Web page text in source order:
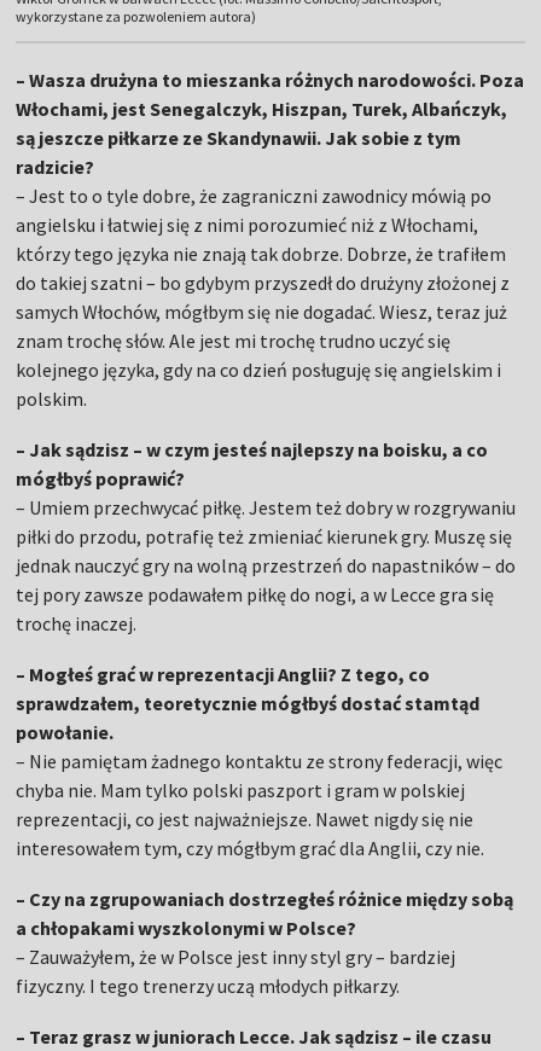
wykorzystane za pozwoleniem autora)
– Wasza drużyna to mieszanka różnych narodowości. Poza
Włochami, jest Senegalczyk, Hiszpan, Turek, Albańczyk,
są jeszcze piłkarze ze Skandynawii. Jak sobie z tym
radzicie?
– Jest to o tyle dobre, że zagraniczni zawodnicy mówią po
angielsku i łatwiej się z nimi porozumieć niż z Włochami,
którzy tego języka nie znają tak dobrze. Dobrze, że trafiłem
do takiej szatni – bo gdybym przyszedł do drużyny złożonej z
samych Włochów, mógłbym się nie dogadać. Wiesz, teraz już
znam trochę słów. Ale jest mi trochę trudno uczyć się
kolejnego języka, gdy na co dzień posługuję się angielskim i
polskim.
– Jak sądzisz – w czym jesteś najlepszy na boisku, a co
mógłbyś poprawić?
– Umiem przechwycać piłkę. Jestem też dobry w rozgrywaniu
piłki do przodu, potrafię też zmieniać kierunek gry. Muszę się
jednak nauczyć gry na wolną przestrzeń do napastników – do
tej pory zawsze podawałem piłkę do nogi, a w Lecce gra się
trochę inaczej.
– Mogłeś grać w reprezentacji Anglii? Z tego, co
sprawdzałem, teoretycznie mógłbyś dostać stamtąd
powołanie.
– Nie pamiętam żadnego kontaktu ze strony federacji, więc
chyba nie. Mam tylko polski paszport i gram w polskiej
reprezentacji, co jest najważniejsze. Nawet nigdy się nie
interesowałem tym, czy mógłbym grać dla Anglii, czy nie.
– Czy na zgrupowaniach dostrzegłeś różnice między sobą
a chłopakami wyszkolonymi w Polsce?
– Zauważyłem, że w Polsce jest inny styl gry – bardziej
fizyczny. I tego trenerzy uczą młodych piłkarzy.
– Teraz grasz w juniorach Lecce. Jak sądzisz – ile czasu